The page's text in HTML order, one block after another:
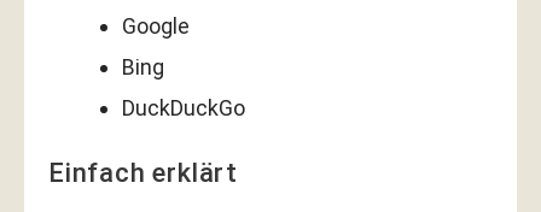
Google
Bing
DuckDuckGo
Einfach erklärt